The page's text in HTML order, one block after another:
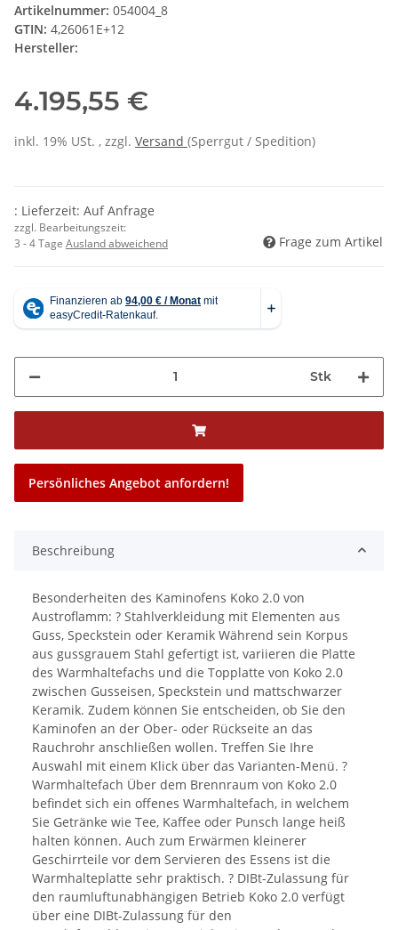
Artikelnummer: 054004_8
GTIN: 4,26061E+12
Hersteller:
4.195,55 €
inkl. 19% USt. , zzgl. Versand (Sperrgut / Spedition)
: Lieferzeit: Auf Anfrage
zzgl. Bearbeitungszeit:
3 - 4 Tage Ausland abweichend Frage zum Artikel
Stk
Persönliches Angebot anfordern!
Beschreibung
Besonderheiten des Kaminofens Koko 2.0 von
Austroflamm: ? Stahlverkleidung mit Elementen aus
Guss, Speckstein oder Keramik Während sein Korpus
aus gussgrauem Stahl gefertigt ist, variieren die Platte
des Warmhaltefachs und die Topplatte von Koko 2.0
zwischen Gusseisen, Speckstein und mattschwarzer
Keramik. Zudem können Sie entscheiden, ob Sie den
Kaminofen an der Ober- oder Rückseite an das
Rauchrohr anschließen wollen. Treffen Sie Ihre
Auswahl mit einem Klick über das Varianten-Menü. ?
Warmhaltefach Über dem Brennraum von Koko 2.0
befindet sich ein offenes Warmhaltefach, in welchem
Sie Getränke wie Tee, Kaffee oder Punsch lange heiß
halten können. Auch zum Erwärmen kleinerer
Geschirrteile vor dem Servieren des Essens ist die
Warmhalteplatte sehr praktisch. ? DIBt-Zulassung für
den raumluftunabhängigen Betrieb Koko 2.0 verfügt
über eine DIBt-Zulassung für den